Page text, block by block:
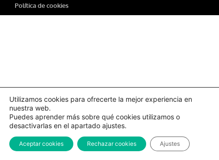
Política de cookies
Utilizamos cookies para ofrecerte la mejor experiencia en
nuestra web.
Puedes aprender más sobre qué cookies utilizamos o
desactivarlas en el apartado ajustes.
Aceptar cookies Rechazar cookies Ajustes